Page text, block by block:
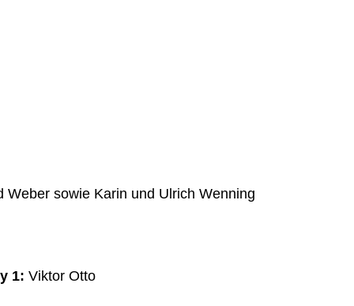
sowie Karin und Ulrich Wenning
1: Viktor Otto